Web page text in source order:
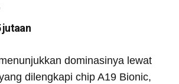
jutaan
dominasinya lewat
dilengkapi chip A19 Bionic,